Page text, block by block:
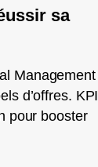
sa
Management
d’offres. KPI
pour booster